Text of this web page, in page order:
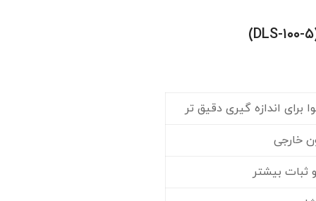
اندازه گیری دقیق تر
خارجی
ثبات بیشتر